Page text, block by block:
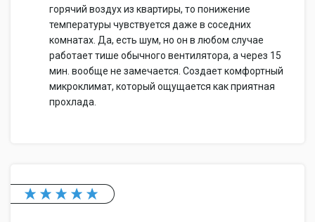
горячий воздух из квартиры, то понижение
температуры чувствуется даже в соседних
комнатах. Да, есть шум, но он в любом случае
работает тише обычного вентилятора, а через 15
мин. вообще не замечается. Создает комфортный
микроклимат, который ощущается как приятная
прохлада.